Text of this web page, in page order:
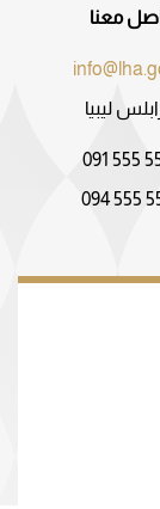
معنا
ليبيا
091 555
094 555